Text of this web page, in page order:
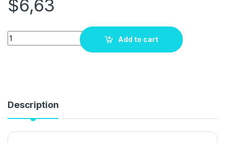
$6,63
Quantity
Add to cart
Description